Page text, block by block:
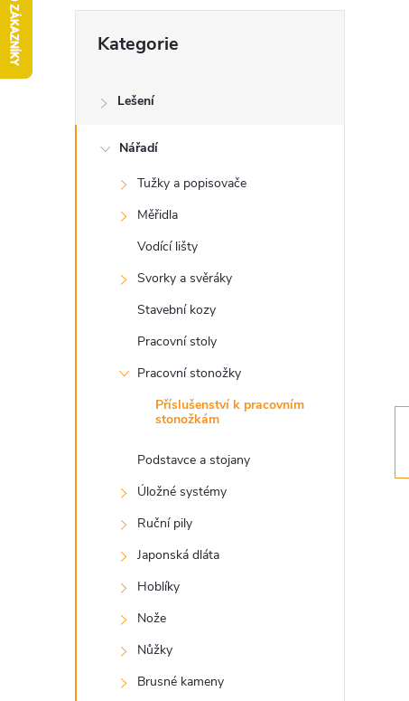
s
kategorie
Kategorie
Lešení
Nářadí
Tužky a popisovače
Měřidla
Vodící lišty
Svorky a svěráky
Stavební kozy
Pracovní stoly
Pracovní stonožky
Příslušenství k pracovním
stonožkám
Podstavce a stojany
Úložné systémy
Ruční pily
Japonská dláta
Hoblíky
Nože
Nůžky
Brusné kameny